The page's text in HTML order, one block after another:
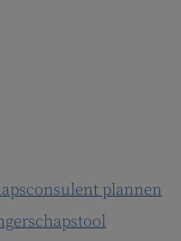
plannen